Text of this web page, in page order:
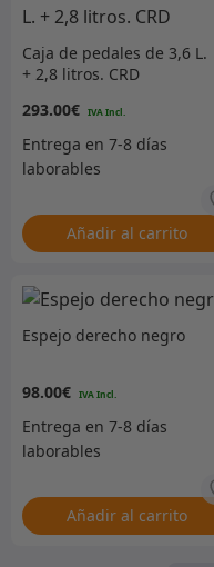
Caja de pedales de 3,6 L.
+ 2,8 litros. CRD
293.00€
Añadir al carrito
Espejo derecho negro
98.00€
Añadir al carrito